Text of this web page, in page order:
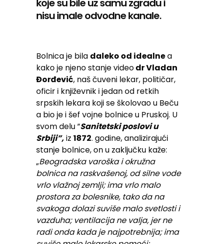
koje su bile uz samu zgradu i
nisu imale odvodne kanale.
Bolnica je bila daleko od idealnea
kako je njeno stanje videodr Vladan
Đorđević, naš čuveni lekar, političar,
oficir i književnik i jedan od retkih
srpskih lekara koji se školovao u Beču
a bio je i šef vojne bolnice u Pruskoj. U
svom delu ”Sanitetski poslovi u
Srbiji”,iz 1872. godine, analizirajući
stanje bolnice, on u zaključku kaže:
„Beogradska varoška i okružna
bolnica na raskvašenoj, od silne vode
vrlo vlažnoj zemlji; ima vrlo malo
prostora za bolesnike, tako da na
svakoga dolazi suviše malo svetlosti i
vazduha; ventilacija ne valja, jer ne
radi onda kada je najpotrebnija; ima